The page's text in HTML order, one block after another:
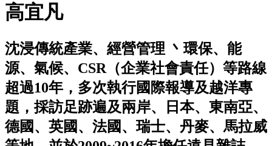
高宜凡
沈浸傳統產業、經營管理 丶環保、能
源、氣候、CSR（企業社會責任）等路線
超過10年，多次執行國際報導及越洋專
題，採訪足跡遍及兩岸、日本、東南亞、
德國、英國、法國、瑞士、丹麥、馬拉威